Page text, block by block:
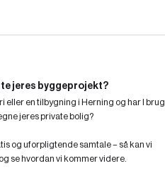
jeres byggeprojekt?
eller en tilbygning i Herning og har I brug
jeres private bolig?
og uforpligtende samtale – så kan vi
se hvordan vi kommer videre.